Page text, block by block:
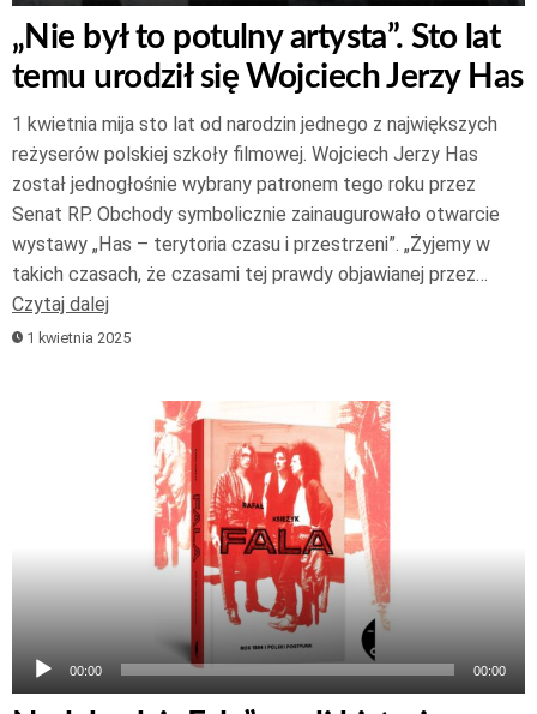
„Nie był to potulny artysta”. Sto lat
temu urodził się Wojciech Jerzy Has
1 kwietnia mija sto lat od narodzin jednego z największych
reżyserów polskiej szkoły filmowej. Wojciech Jerzy Has
został jednogłośnie wybrany patronem tego roku przez
Senat RP. Obchody symbolicznie zainaugurowało otwarcie
wystawy „Has – terytoria czasu i przestrzeni”. „Żyjemy w
takich czasach, że czasami tej prawdy objawianej przez…
Czytaj dalej
1 kwietnia 2025
00:00 00:00